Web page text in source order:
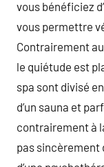
vous bénéficiez
vous permettre
Contrairement
le quiétude est
spa sont divisé
d’un sauna et
contrairement à
pas sincèrement